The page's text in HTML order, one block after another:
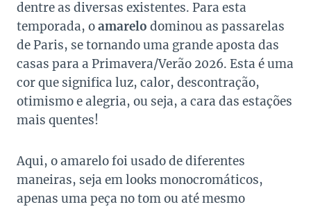
dentre as diversas existentes. Para esta
temporada, oamarelo dominou as passarelas
de Paris, se tornando uma grande aposta das
casas para a Primavera/Verão 2026. Esta é uma
cor que significa luz, calor, descontração,
otimismo e alegria, ou seja, a cara das estações
mais quentes!
Aqui, o amarelo foi usado de diferentes
maneiras, seja em looks monocromáticos,
apenas uma peça no tom ou até mesmo